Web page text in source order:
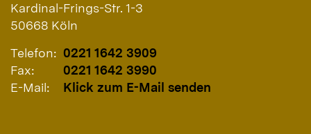
Kardinal-Frings-Str. 1-3
50668 Köln
Telefon: 0221 1642 3909
Fax:
0221 1642 3990
E-Mail:
Klick zum E-Mail senden